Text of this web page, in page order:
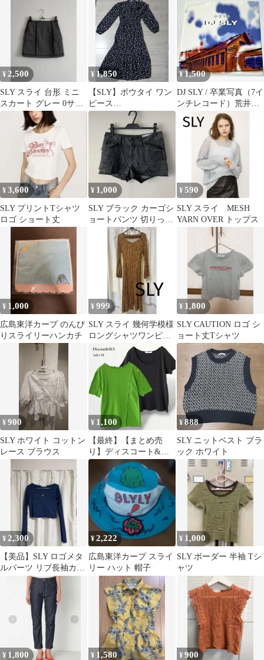
ルダー トートバッグ
¥ 2,500
SLY スライ 台形 ミニ
スカート グレー 0サイ
ズ
¥ 1,850
【SLY】ボウタイ ワン
ピース
FLORALBOWTIE
DRESS 限定値下げ
¥ 1,500
DJ SLY / 卒業写真（7イ
ンチレコード）荒井由
実 松任谷由実 カバー！
¥3,600
SLY プリントTシャツ
ロゴ ショート丈
¥ 1,000
SLY ブラック カーゴシ
ョートパンツ 切りっぱ
なし サイズ2
¥ 590
SLY スライ MESH
YARN OVER トップス
¥ 1,000
広島東洋カープ のんび
りスライリーハンカチ
¥ 999
SLY スライ 幾何学模様
ロングシャツワンピー
ス Sサイズ 美品
¥ 1,800
SLY CAUTION ロゴ シ
ョート丈Tシャツ
¥900
SLY ホワイト コットン
レース ブラウス
¥ 1,100
【最終】【まとめ売
り】ディスコート&ス
ライ／半袖リブニット
カットソー M
¥888
SLY ニットベスト ブラ
ック ホワイト
¥2,300
【美品】SLY ロゴメタ
ルパーツ リブ長袖カッ
トソー ブルー
¥2,222
広島東洋カープ スライ
リー ハット 帽子
¥ 1,000
SLY ボーダー 半袖 Tシ
ャツ
¥ 1,800 ¥ 1,580 ¥900